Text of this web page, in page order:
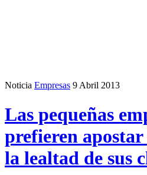
Noticia Empresas 9 Abril 2013
Las pequeñas
prefieren
la lealtad de sus